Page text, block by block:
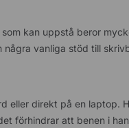
kan uppstå beror
några vanliga stöd till
eller direkt på en laptop.
förhindrar att benen i